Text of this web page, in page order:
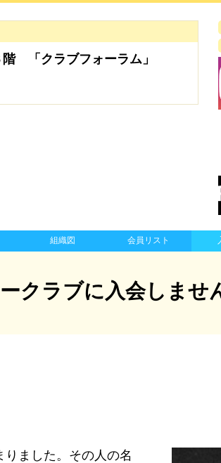
階
「クラブフォーラム」
組織図 会員リスト
クラブに入会しませ
ました。その人の名